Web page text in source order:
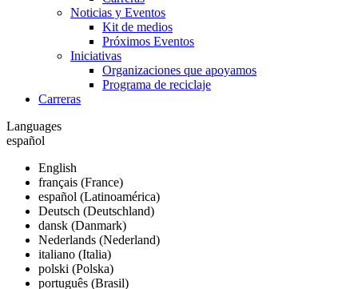
Noticias y Eventos
Kit de medios
Próximos Eventos
Iniciativas
Organizaciones que apoyamos
Programa de reciclaje
Carreras
Languages
español
English
français (France)
español (Latinoamérica)
Deutsch (Deutschland)
dansk (Danmark)
Nederlands (Nederland)
italiano (Italia)
polski (Polska)
português (Brasil)